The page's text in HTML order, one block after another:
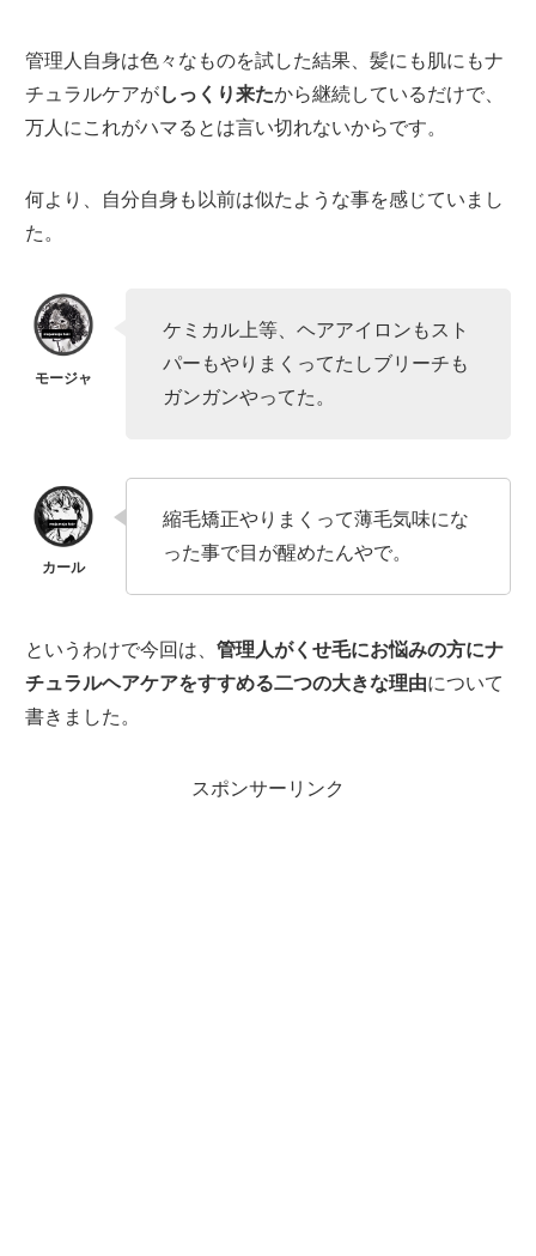
管理人自身は色々なものを試した結果、髪にも肌にもナ
チュラルケアがしっくり来たから継続しているだけで、
万人にこれがハマるとは言い切れないからです。
何より、自分自身も以前は似たような事を感じていまし
た。
ケミカル上等、ヘアアイロンもスト
パーもやりまくってたしブリーチも
ガンガンやってた。
縮毛矯正やりまくって薄毛気味にな
った事で目が醒めたんやで。
というわけで今回は、 管理人がくせ毛にお悩みの方にナ
チュラルヘアケアをすすめる二つの大きな理由について
書きました。
スポンサーリンク